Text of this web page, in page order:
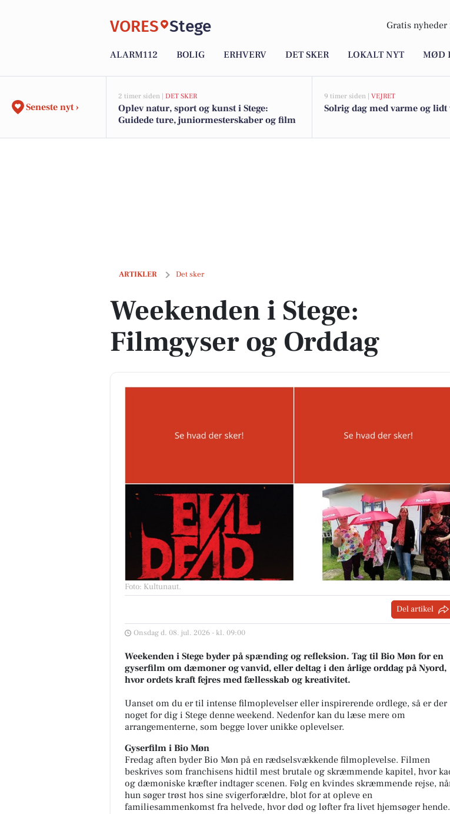
VORES Stege Gratis nyheder
ALARM112 BOLIG ERHVERV DET SKER LOKALT NYT MØD
Seneste nyt ›
2 timer siden | DET SKER
Oplev natur, sport og kunst i Stege:
Guidede ture, juniormesterskaber og film
9 timer siden | VEJRET
Solrig dag med varme og
ARTIKLER Det sker
Weekenden i Stege: Filmgyser og Orddag
Weekenden i Stege:
Filmgyser og Orddag
Foto: Kultunaut.
Del artikel
Onsdag d. 08. jul. 2026 - kl. 09:00
Weekenden i Stege byder på spænding og refleksion. Tag til Bio Møn for en
gyserfilm om dæmoner og vanvid, eller deltag i den årlige orddag på Nyord,
hvor ordets kraft fejres med fællesskab og kreativitet.
Uanset om du er til intense filmoplevelser eller inspirerende ordlege, så er der
noget for dig i Stege denne weekend. Nedenfor kan du læse mere om
arrangementerne, som begge lover unikke oplevelser.
Gyserfilm i Bio Møn
Fredag aften byder Bio Møn på en rædselsvækkende filmoplevelse. Filmen
beskrives som franchisens hidtil mest brutale og skræmmende kapitel, hvor
og dæmoniske kræfter indtager scenen. Følg en kvindes skræmmende rejse,
hun søger trøst hos sine svigerforældre, blot for at opleve en
familiesammenkomst fra helvede, hvor død og løfter fra livet hjemsøger hende.